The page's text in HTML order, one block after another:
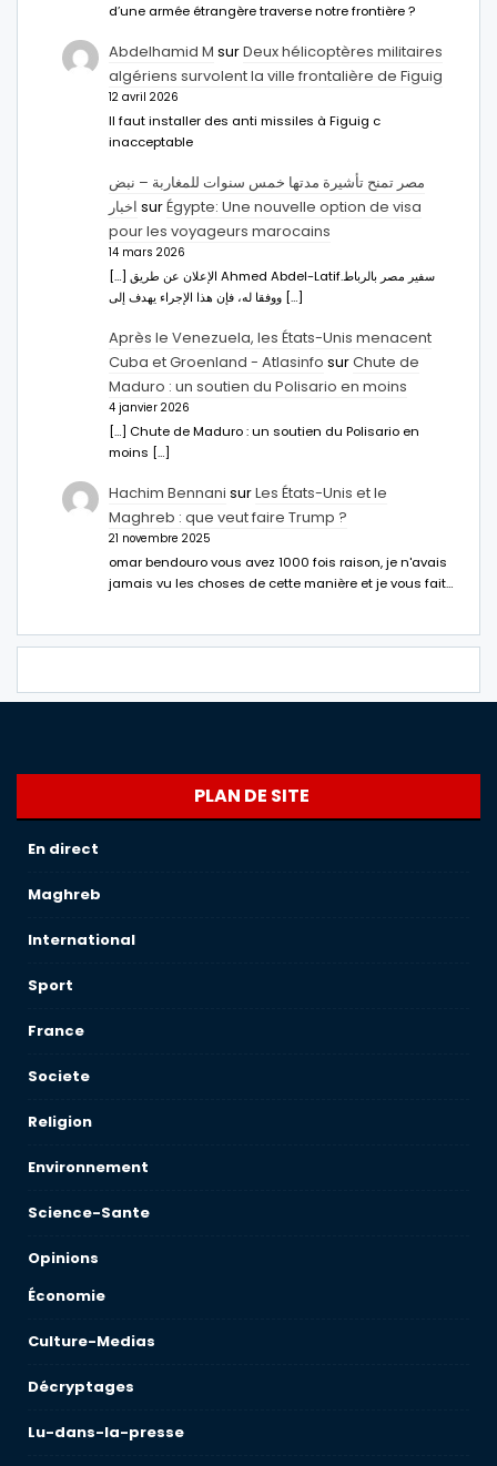
d’une armée étrangère traverse notre frontière ?
Abdelhamid M surDeux hélicoptères militaires
algériens survolent la ville frontalière de Figuig
12 avril 2026
Il faut installer des anti missiles à Figuig c
inacceptable
مصر تمنح تأشيرة مدتها خمس سنوات للمغاربة – نبض
اخبار surÉgypte: Une nouvelle option de visa
pour les voyageurs marocains
14 mars 2026
[…] الإعلان عن طريق Ahmed Abdel-Latifسفير مصر بالرباط.
ووفقا له، فإن هذا الإجراء يهدف إلى […]
Après le Venezuela, les États-Unis menacent
Cuba et Groenland - Atlasinfo surChute de
Maduro : un soutien du Polisario en moins
4 janvier 2026
[…] Chute de Maduro : un soutien du Polisario en
moins […]
Hachim Bennani surLes États-Unis et le
Maghreb : que veut faire Trump ?
21 novembre 2025
omar bendouro vous avez 1000 fois raison, je n'avais
jamais vu les choses de cette manière et je vous fait…
PLAN DE SITE
En direct
Maghreb
International
Sport
France
Societe
Religion
Environnement
Science-Sante
Opinions
Économie
Culture-Medias
Décryptages
Lu-dans-la-presse